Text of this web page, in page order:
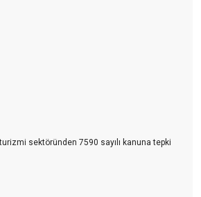
sektöründen 7590 sayılı kanuna tepki